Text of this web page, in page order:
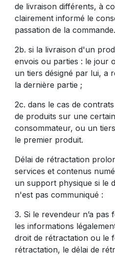
de livraison différents, à
clairement informé le
passation de la commande.
2b. si la livraison d'un
envois ou parties : le jour
un tiers désigné par lui, a
la dernière partie ;
2c. dans le cas de
de produits sur une
consommateur, ou un
le premier produit.
Délai de rétractation
services et contenus
un support physique si le
n'est pas communiqué :
3. Si le revendeur n’a
les informations
droit de rétractation ou le
rétractation, le délai de